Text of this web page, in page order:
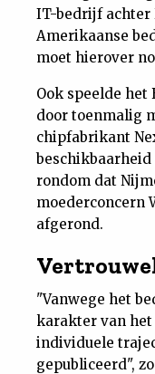
Magazine
Podcast
Dossiers
Nieuwsbrief
IT-bedrijf achter
Amerikaanse
moet hierover
Ook speelde
door toenmalig
chipfabrikant
beschikbaarheid
rondom dat
moederconcern
afgerond.
"Vanwege het
karakter van
individuele
gepubliceerd",